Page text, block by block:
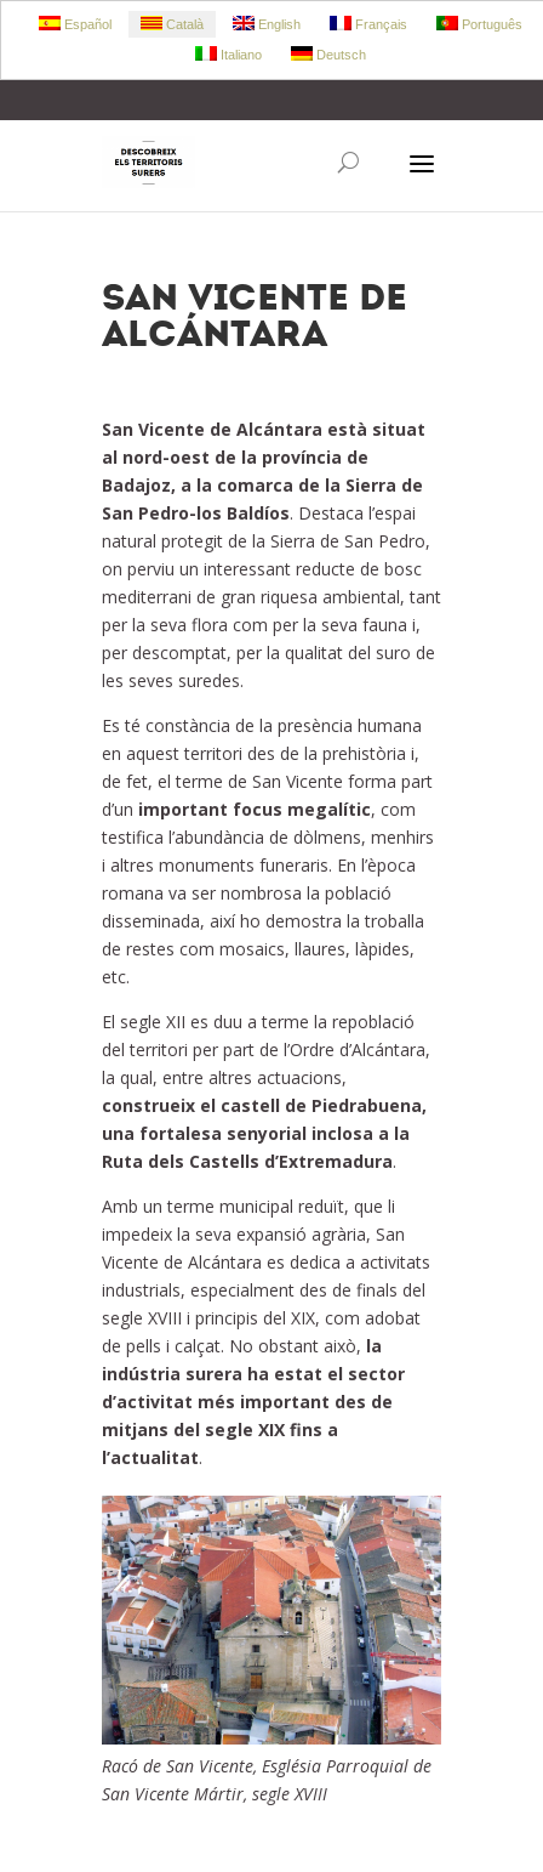
San Vicente de
Alcántara
San Vicente de Alcántara està situat
al nord-oest de la província de
Badajoz, a la comarca de la Sierra de
San Pedro-los Baldíos. Destaca l’espai
natural protegit de la Sierra de San Pedro,
on perviu un interessant reducte de bosc
mediterrani de gran riquesa ambiental, tant
per la seva flora com per la seva fauna i,
per descomptat, per la qualitat del suro de
les seves suredes.
Es té constància de la presència humana
en aquest territori des de la prehistòria i,
de fet, el terme de San Vicente forma part
d’un important focus megalític, com
testifica l’abundància de dòlmens, menhirs
i altres monuments funeraris. En l’època
romana va ser nombrosa la població
disseminada, així ho demostra la troballa
de restes com mosaics, llaures, làpides,
etc.
El segle XII es duu a terme la repoblació
del territori per part de l’Ordre d’Alcántara,
la qual, entre altres actuacions,
construeix el castell de Piedrabuena,
una fortalesa senyorial inclosa a la
Ruta dels Castells d’Extremadura.
Amb un terme municipal reduït, que li
impedeix la seva expansió agrària, San
Vicente de Alcántara es dedica a activitats
industrials, especialment des de finals del
segle XVIII i principis del XIX, com adobat
de pells i calçat. No obstant això, la
indústria surera ha estat el sector
d’activitat més important des de
mitjans del segle XIX fins a
l’actualitat.
Racó de San Vicente, Església Parroquial de
San Vicente Mártir, segle XVIII
Español Català English Français Português
Italiano Deutsch